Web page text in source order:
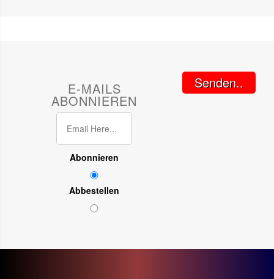
E-MAILS
ABONNIEREN
Abonnieren
Abbestellen
Senden..